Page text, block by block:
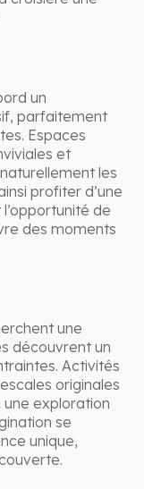
un
parfaitement
Espaces
et
les
profiter d’une
de
des moments
une
découvrent un
Activités
originales
exploration
se
unique,